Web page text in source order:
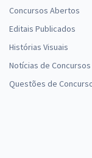
Concursos Abertos
Editais Publicados
Histórias Visuais
Notícias de Concursos
Questões de